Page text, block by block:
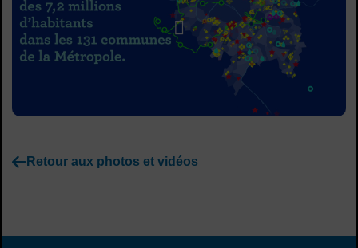
Lancer la video
Retour aux photos et vidéos